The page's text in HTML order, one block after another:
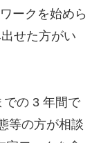
ークを始めら
せた方がい
での 3 年間で
等の方が相談